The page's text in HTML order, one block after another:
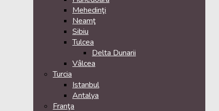
Mehedinţi
Neamţ
Sibiu
Tulcea
Delta Dunarii
Vâlcea
Turcia
Istanbul
Antalya
Franţa